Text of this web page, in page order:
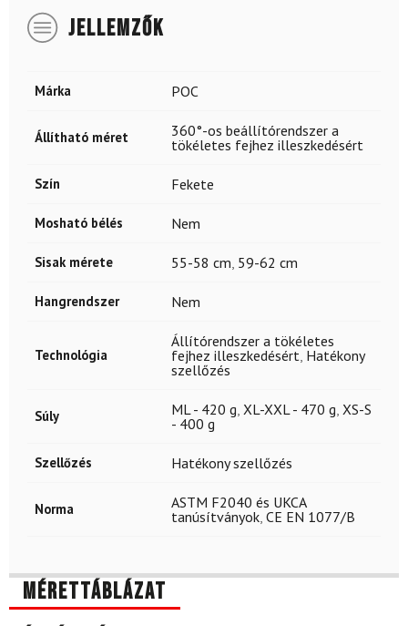
JELLEMZŐK
Márka POC
Állítható méret
360°-os beállítórendszer a
tökéletes fejhez illeszkedésért
Szín Fekete
Mosható bélés Nem
Sisak mérete 55-58 cm, 59-62 cm
Hangrendszer Nem
Technológia
Állítórendszer a tökéletes
fejhez illeszkedésért, Hatékony
szellőzés
Súly ML - 420 g, XL-XXL - 470 g, XS-S
- 400 g
Szellőzés Hatékony szellőzés
Norma
ASTM F2040 és UKCA
tanúsítványok, CE EN 1077/B
Mérettáblázat